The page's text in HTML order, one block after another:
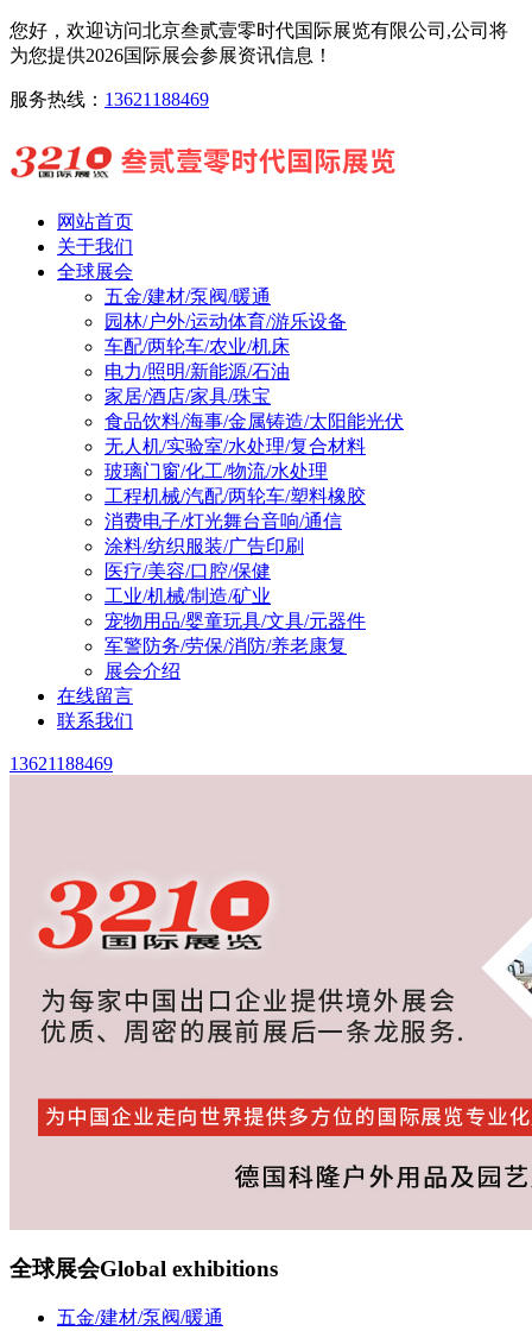
您好，欢迎访问北京叁贰壹零时代国际展览有限公司,公司将
为您提供2026国际展会参展资讯信息！
服务热线： 13621188469
网站首页
关于我们
全球展会
五金/建材/泵阀/暖通
园林/户外/运动体育/游乐设备
车配/两轮车/农业/机床
电力/照明/新能源/石油
家居/酒店/家具/珠宝
食品饮料/海事/金属铸造/太阳能光伏
无人机/实验室/水处理/复合材料
玻璃门窗/化工/物流/水处理
工程机械/汽配/两轮车/塑料橡胶
消费电子/灯光舞台音响/通信
涂料/纺织服装/广告印刷
医疗/美容/口腔/保健
工业/机械/制造/矿业
宠物用品/婴童玩具/文具/元器件
军警防务/劳保/消防/养老康复
展会介绍
在线留言
联系我们
13621188469
全球展会Global exhibitions
五金/建材/泵阀/暖通